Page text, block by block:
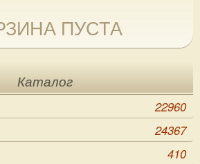
ПУСТА
Каталог
22960
24367
410